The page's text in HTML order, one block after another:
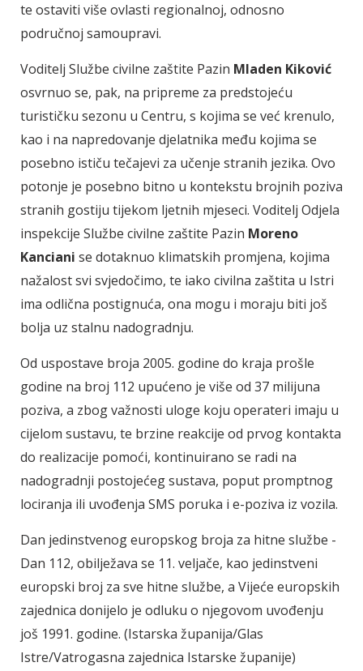
te ostaviti više ovlasti regionalnoj, odnosno
područnoj samoupravi.
Voditelj Službe civilne zaštite Pazin Mladen Kiković
osvrnuo se, pak, na pripreme za predstojeću
turističku sezonu u Centru, s kojima se već krenulo,
kao i na napredovanje djelatnika među kojima se
posebno ističu tečajevi za učenje stranih jezika. Ovo
potonje je posebno bitno u kontekstu brojnih poziva
stranih gostiju tijekom ljetnih mjeseci. Voditelj Odjela
inspekcije Službe civilne zaštite Pazin Moreno
Kanciani se dotaknuo klimatskih promjena, kojima
nažalost svi svjedočimo, te iako civilna zaštita u Istri
ima odlična postignuća, ona mogu i moraju biti još
bolja uz stalnu nadogradnju.
Od uspostave broja 2005. godine do kraja prošle
godine na broj 112 upućeno je više od 37 milijuna
poziva, a zbog važnosti uloge koju operateri imaju u
cijelom sustavu, te brzine reakcije od prvog kontakta
do realizacije pomoći, kontinuirano se radi na
nadogradnji postojećeg sustava, poput promptnog
lociranja ili uvođenja SMS poruka i e-poziva iz vozila.
Dan jedinstvenog europskog broja za hitne službe -
Dan 112, obilježava se 11. veljače, kao jedinstveni
europski broj za sve hitne službe, a Vijeće europskih
zajednica donijelo je odluku o njegovom uvođenju
još 1991. godine. (Istarska županija/Glas
Istre/Vatrogasna zajednica Istarske županije)